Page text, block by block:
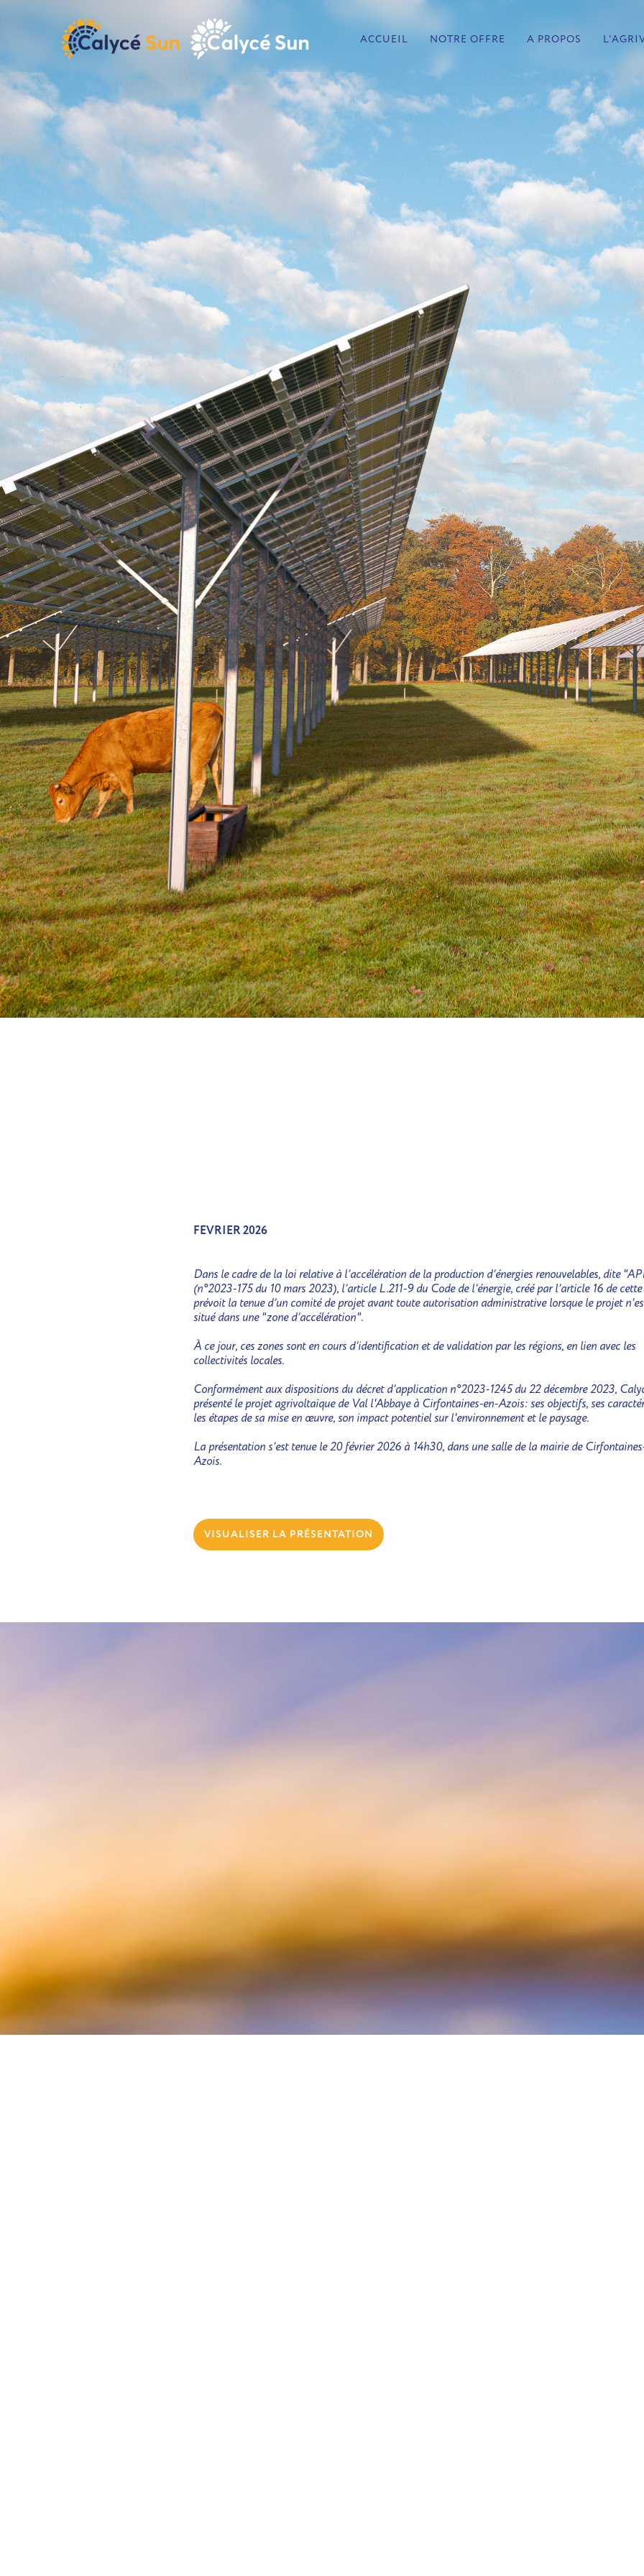
ACCUEIL NOTRE OFFRE A PROPOS
FEVRIER 2026
Dans le cadre de la loi relative à l’accélération de la production d’énergies renouvelables, dite
(n°2023-175 du 10 mars 2023), l’article L.211-9 du Code de l’énergie, créé par l’article 16 de
prévoit la tenue d’un comité de projet avant toute autorisation administrative lorsque le projet
situé dans une "zone d’accélération".
À ce jour, ces zones sont en cours d’identification et de validation par les régions, en lien avec les
collectivités locales.
Conformément aux dispositions du décret d’application n°2023-1245 du 22 décembre 2023,
présenté le projet agrivoltaïque de Val l'Abbaye à Cirfontaines-en-Azois: ses objectifs, ses
les étapes de sa mise en œuvre, son impact potentiel sur l'environnement et le paysage.
La présentation s’est tenue le 20 février 2026 à 14h30, dans une salle de la mairie de
Azois.
VISUALISER LA PRÉSENTATION